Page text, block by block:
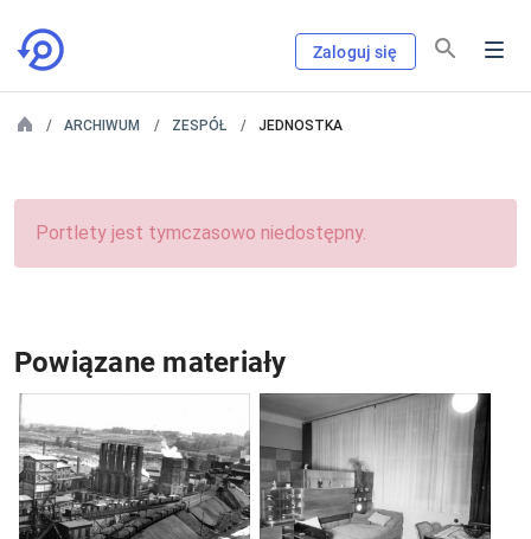
Zaloguj się
ARCHIWUM ZESPÓŁ JEDNOSTKA
Portlety jest tymczasowo niedostępny.
Powiązane materiały